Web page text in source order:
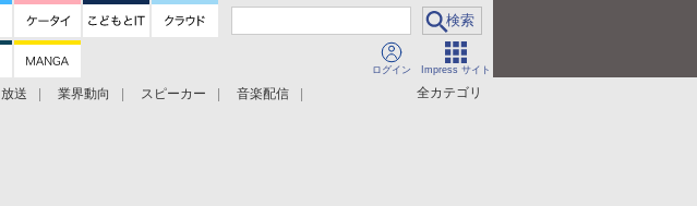
ログイン Impress サイト
全カテゴリ
放送 業界動向 スピーカー
音楽配信